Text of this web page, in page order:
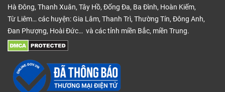
Hà Đông, Thanh Xuân, Tây Hồ, Đống Đa, Ba Đình, Hoàn Kiếm,
Từ Liêm… các huyện: Gia Lâm, Thanh Trì, Thường Tín, Đông Anh,
Đan Phượng, Hoài Đức… và các tỉnh miền Bắc, miền Trung.